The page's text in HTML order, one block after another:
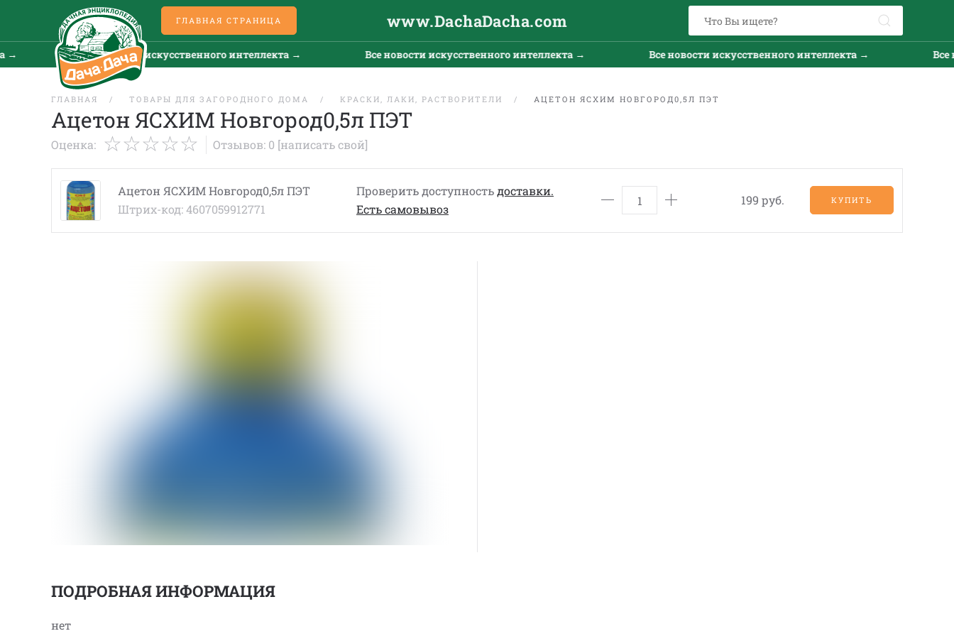
ГЛАВНАЯ СТРАНИЦА www.DachaDacha.com
Все новости искусственного интеллекта → Все новости искусственного интеллекта → Все новости искусственного интеллекта → Все
ГЛАВНАЯ ТОВАРЫ ДЛЯ ЗАГОРОДНОГО ДОМА КРАСКИ, ЛАКИ, РАСТВОРИТЕЛИ АЦЕТОН ЯСХИМ НОВГОРОД0,5Л ПЭТ
Ацетон ЯСХИМ Новгород0,5л ПЭТ
Оценка: Отзывов: 0 [написать свой]
Ацетон ЯСХИМ Новгород0,5л ПЭТ
Штрих-код: 4607059912771
Проверить доступность доставки.
Eсть cамовывоз
199 руб. КУПИТЬ
ПОДРОБНАЯ ИНФОРМАЦИЯ
нет